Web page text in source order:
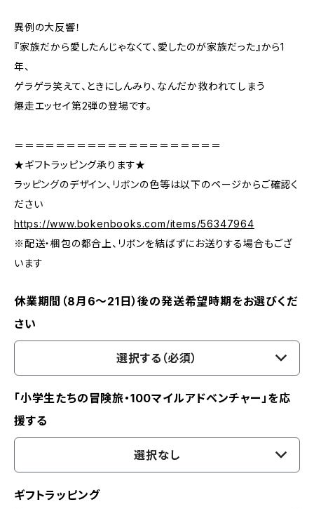
異例の大反響！
『家族だから愛したんじゃなくて、愛したのが家族だった』から1
年、
ゲラゲラ笑えて、ときにしんみり、なんだか救われてしまう
爆走エッセイ第2弾の登場です。
＝＝＝＝＝＝＝＝＝＝＝＝＝＝＝＝＝＝＝＝
★ギフトラッピング承ります★
ラッピングのデザイン、リボンの色等は以下のページからご確認く
ださい
https://www.bokenbooks.com/items/56347964
※配送・梱包の都合上、リボンを結ばずにお送りする場合もござ
います
休業期間（8月6〜21日）後の発送希望時期をお選びくだ
さい
選択する（必須）
「小学生たちの冒険旅・100マイルアドベンチャー」を応
援する
選択なし
ギフトラッピング